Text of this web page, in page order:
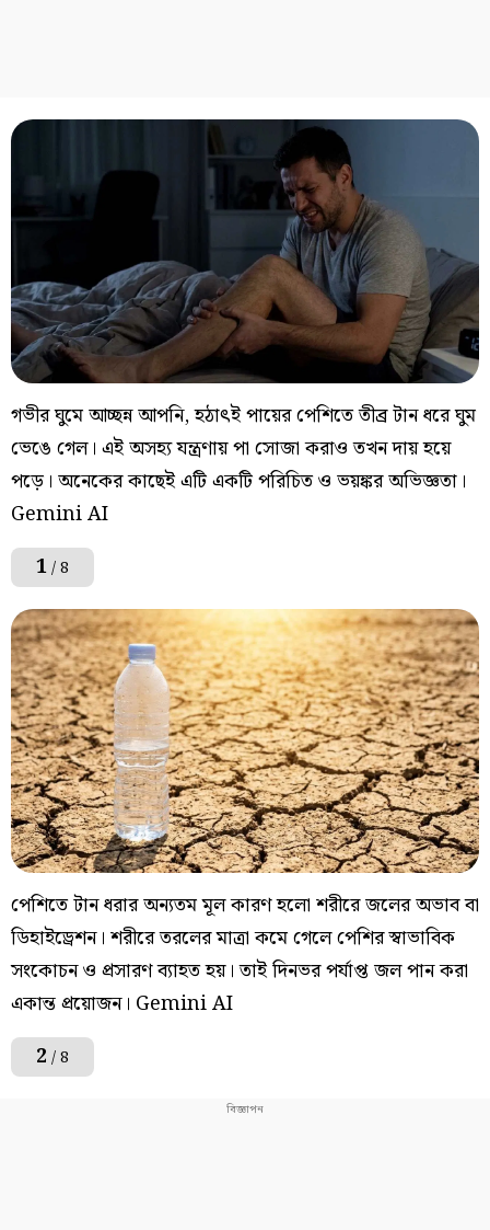
গভীর ঘুমে আচ্ছন্ন আপনি, হঠাৎই পায়ের পেশিতে তীব্র টান ধরে ঘুম
ভেঙে গেল। এই অসহ্য যন্ত্রণায় পা সোজা করাও তখন দায় হয়ে
পড়ে। অনেকের কাছেই এটি একটি পরিচিত ও ভয়ঙ্কর অভিজ্ঞতা।
Gemini AI
1/ 8
পেশিতে টান ধরার অন্যতম মূল কারণ হলো শরীরে জলের অভাব বা
ডিহাইড্রেশন। শরীরে তরলের মাত্রা কমে গেলে পেশির স্বাভাবিক
সংকোচন ও প্রসারণ ব্যাহত হয়। তাই দিনভর পর্যাপ্ত জল পান করা
একান্ত প্রয়োজন। Gemini AI
2 / 8